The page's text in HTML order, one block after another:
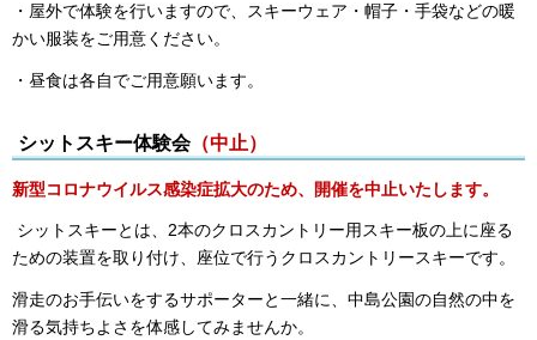
・屋外で体験を行いますので、スキーウェア・帽子・手袋などの暖
かい服装をご用意ください。
・昼食は各自でご用意願います。
シットスキー体験会（中止）
新型コロナウイルス感染症拡大のため、開催を中止いたします。
シットスキーとは、2本のクロスカントリー用スキー板の上に座る
ための装置を取り付け、座位で行うクロスカントリースキーです。
滑走のお手伝いをするサポーターと一緒に、中島公園の自然の中を
滑る気持ちよさを体感してみませんか。